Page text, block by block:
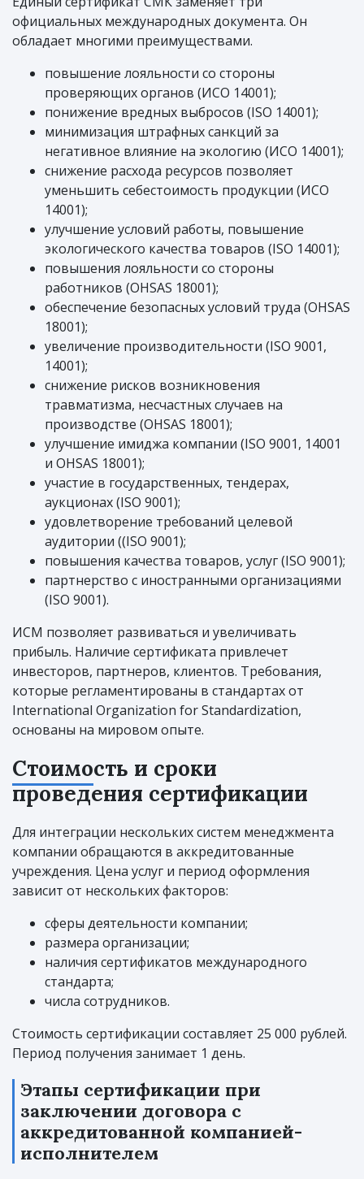
официальных международных документа. Он
обладает многими преимуществами.
повышение лояльности со стороны
проверяющих органов (ИСО 14001);
понижение вредных выбросов (ISO 14001);
минимизация штрафных санкций за
негативное влияние на экологию (ИСО 14001);
снижение расхода ресурсов позволяет
уменьшить себестоимость продукции (ИСО
14001);
улучшение условий работы, повышение
экологического качества товаров (ISO 14001);
повышения лояльности со стороны
работников (OHSAS 18001);
обеспечение безопасных условий труда (OHSAS
18001);
увеличение производительности (ISO 9001,
14001);
снижение рисков возникновения
травматизма, несчастных случаев на
производстве (OHSAS 18001);
улучшение имиджа компании (ISO 9001, 14001
и OHSAS 18001);
участие в государственных, тендерах,
аукционах (ISO 9001);
удовлетворение требований целевой
аудитории ((ISO 9001);
повышения качества товаров, услуг (ISO 9001);
партнерство с иностранными организациями
(ISO 9001).
ИСМ позволяет развиваться и увеличивать
прибыль. Наличие сертификата привлечет
инвесторов, партнеров, клиентов. Требования,
которые регламентированы в стандартах от
International Organization for Standardization,
основаны на мировом опыте.
Стоимость и сроки
проведения сертификации
Для интеграции нескольких систем менеджмента
компании обращаются в аккредитованные
учреждения. Цена услуг и период оформления
зависит от нескольких факторов:
сферы деятельности компании;
размера организации;
наличия сертификатов международного
стандарта;
числа сотрудников.
Стоимость сертификации составляет 25 000 рублей.
Период получения занимает 1 день.
Этапы сертификации при
заключении договора с
аккредитованной компанией-
исполнителем